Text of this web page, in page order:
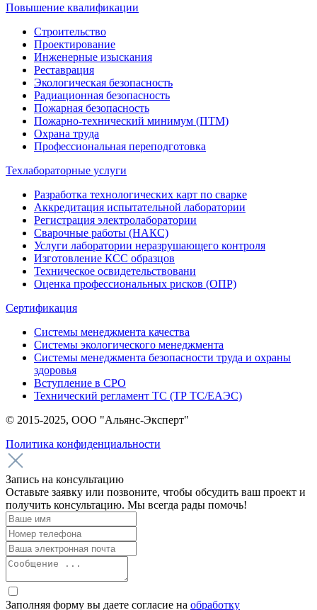
Повышение квалификации
Строительство
Проектирование
Инженерные изыскания
Реставрация
Экологическая безопасность
Радиационная безопасность
Пожарная безопасность
Пожарно-технический минимум (ПТМ)
Охрана труда
Профессиональная переподготовка
Техлабораторные услуги
Разработка технологических карт по сварке
Аккредитация испытательной лаборатории
Регистрация электролаборатории
Сварочные работы (НАКС)
Услуги лаборатории неразрушающего контроля
Изготовление КСС образцов
Техническое освидетельствовани
Оценка профессиональных рисков (ОПР)
Сертификация
Системы менеджмента качества
Системы экологического менеджмента
Системы менеджмента безопасности труда и охраны
здоровья
Вступление в СРО
Технический регламент ТС (ТР ТС/ЕАЭС)
© 2015-2025, ООО "Альянс-Эксперт"
Политика конфиденциальности
Запись на консультацию
Оставьте заявку или позвоните, чтобы обсудить ваш проект и
получить консультацию. Мы всегда рады помочь!
Заполняя форму вы даете согласие на обработку